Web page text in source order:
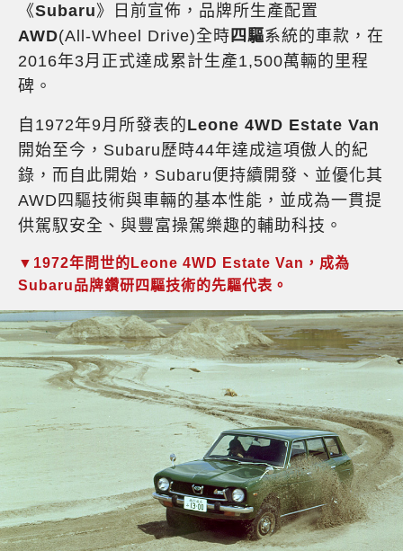
《Subaru》日前宣佈，品牌所生產配置
AWD(All-Wheel Drive)全時 四驅系統的車款，在
2016年3月正式達成累計生產1,500萬輛的里程
碑。
自1972年9月所發表的Leone 4WD Estate Van
開始至今，Subaru歷時44年達成這項傲人的紀
錄，而自此開始，Subaru便持續開發、並優化其
AWD四驅技術與車輛的基本性能，並成為一貫提
供駕馭安全、與豐富操駕樂趣的輔助科技。
▼1972年問世的Leone 4WD Estate Van，成為
Subaru品牌鑽研四驅技術的先驅代表。